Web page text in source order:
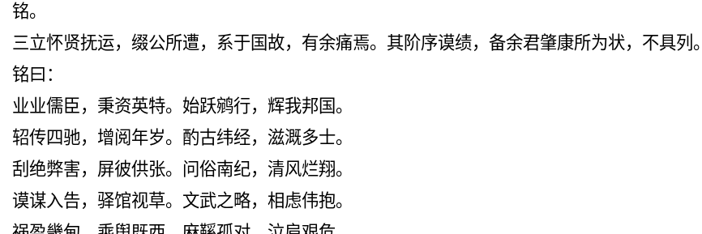
铭。
三立怀贤抚运，缀公所遭，系于国故，有余痛焉。 其阶序谟绩，备余君肇康所为状，不具列。
铭曰：
业业儒臣， 秉资英特。始跃鹓行， 辉我邦国 。
轺传四驰， 增阅年岁。酌古纬经，滋溉多士。
刮绝弊害， 屏彼供张。问俗南纪，清风烂翔。
谟谋入告，驿馆视草。文武之略，相虑伟抱。